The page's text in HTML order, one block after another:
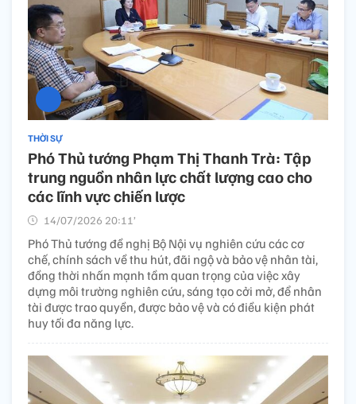
THỜI SỰ
Phó Thủ tướng Phạm Thị Thanh Trà: Tập
trung nguồn nhân lực chất lượng cao cho
các lĩnh vực chiến lược
14/07/2026 20:11’
Phó Thủ tướng đề nghị Bộ Nội vụ nghiên cứu các cơ
chế, chính sách về thu hút, đãi ngộ và bảo vệ nhân tài,
đồng thời nhấn mạnh tầm quan trọng của việc xây
dựng môi trường nghiên cứu, sáng tạo cởi mở, để nhân
tài được trao quyền, được bảo vệ và có điều kiện phát
huy tối đa năng lực.